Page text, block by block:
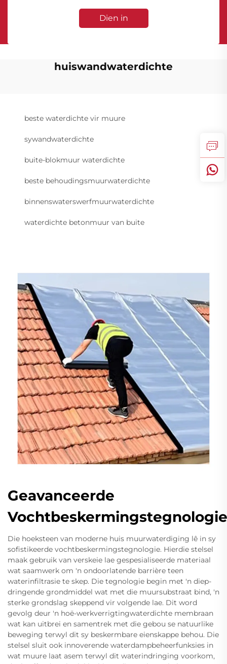
Dien in
huiswandwaterdichte
beste waterdichte vir muure
sywandwaterdichte
buite-blokmuur waterdichte
beste behoudingsmuurwaterdichte
binnenswaterswerfmuurwaterdichte
waterdichte betonmuur van buite
Geavanceerde
Vochtbeskermingstegnologie
Die hoeksteen van moderne huis muurwaterdiging lê in sy
sofistikeerde vochtbeskermingstegnologie. Hierdie stelsel
maak gebruik van verskeie lae gespesialiseerde materiaal
wat saamwerk om 'n ondoorlatende barrière teen
waterinfiltrasie te skep. Die tegnologie begin met 'n diep-
dringende grondmiddel wat met die muursubstraat bind, 'n
sterke grondslag skeppend vir volgende lae. Dit word
gevolg deur 'n hoë-werkverrigtingwaterdichte membraan
wat kan uitbrei en samentrek met die gebou se natuurlike
beweging terwyl dit sy beskermbare eienskappe behou. Die
stelsel sluit ook innoverende waterdampbeheerfunksies in
wat muure laat asem terwyl dit waterindringing voorkom,